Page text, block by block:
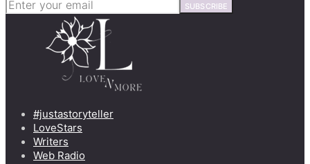
SUBSCRIBE
#justastoryteller
LoveStars
Writers
Web Radio